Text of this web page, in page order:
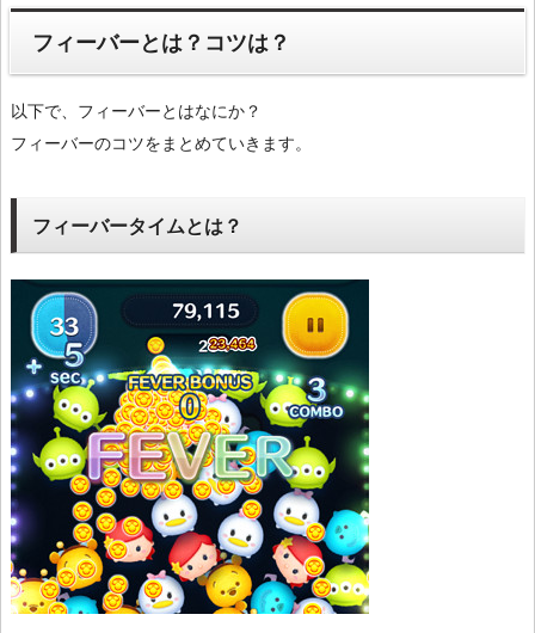
フィーバーとは？コツは？
以下で、フィーバーとはなにか？
フィーバーのコツをまとめていきます。
フィーバータイムとは？